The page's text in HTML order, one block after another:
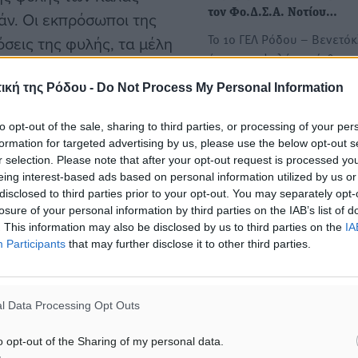
της Ρόδου - Do Not Process My Personal Information
opt-out of the sale, sharing to third parties, or processing of your
for targeted advertising by us, please use the below opt-out
selection. Please note that after your opt-out request is processed
interest-based ads based on personal information utilized by us
to third parties prior to your opt-out. You may separately
of your personal information by third parties on the IAB’s list of
This information may also be disclosed by us to third parties on the
Participants that may further disclose it to other third parties.
Data Processing Opt Outs
opt-out of the Sharing of my personal data.
Οι εκπρόσωποι της
της φυλής, τα μέλη
παράδοση, απόγονοι
έναν
Ελλάδα και το
εξέφρασαν την
διαύλου
να εύχονται
τον Φο.Δ.Σ.Α. Νοτίου…
Το 1ο ΓΕΛ Ρόδου –
έχοντας υψηλό το αίσθημα
Συνάντηση του
Νοτίου Αιγαίου με τον
Πολωνίας στην Ελλάδα
Συνάντηση με τον Πρέσβη
Πολωνίας στην Ελλάδα με
Γενικό Πρόξενο…